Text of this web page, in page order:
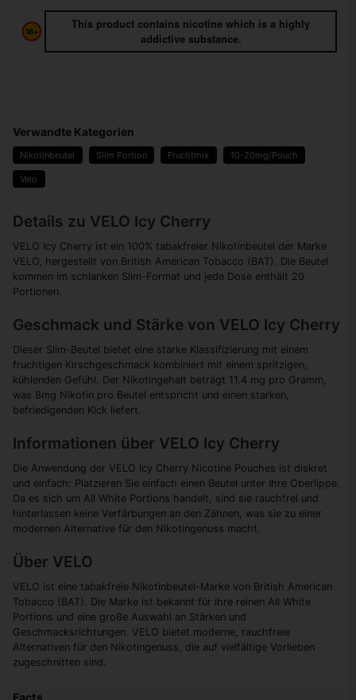
This product contains nicotine which is a highly
addictive substance.
Verwandte Kategorien
Nikotinbeutel Slim Portion Fruchtmix 10-20mg/Pouch
Velo
Details zu VELO Icy Cherry
VELO Icy Cherry ist ein 100% tabakfreier Nikotinbeutel der Marke
VELO, hergestellt von British American Tobacco (BAT). Die Beutel
kommen im schlanken Slim-Format und jede Dose enthält 20
Portionen.
Geschmack und Stärke von VELO Icy Cherry
Dieser Slim-Beutel bietet eine starke Klassifizierung mit einem
fruchtigen Kirschgeschmack kombiniert mit einem spritzigen,
kühlenden Gefühl. Der Nikotingehalt beträgt 11.4 mg pro Gramm,
was 8mg Nikotin pro Beutel entspricht und einen starken,
befriedigenden Kick liefert.
Informationen über VELO Icy Cherry
Die Anwendung der VELO Icy Cherry Nicotine Pouches ist diskret
und einfach: Platzieren Sie einfach einen Beutel unter Ihre Oberlippe.
Da es sich um All White Portions handelt, sind sie rauchfrei und
hinterlassen keine Verfärbungen an den Zähnen, was sie zu einer
modernen Alternative für den Nikotingenuss macht.
Über VELO
VELO ist eine tabakfreie Nikotinbeutel-Marke von British American
Tobacco (BAT). Die Marke ist bekannt für ihre reinen All White
Portions und eine große Auswahl an Stärken und
Geschmacksrichtungen. VELO bietet moderne, rauchfreie
Alternativen für den Nikotingenuss, die auf vielfältige Vorlieben
zugeschnitten sind.
Facts